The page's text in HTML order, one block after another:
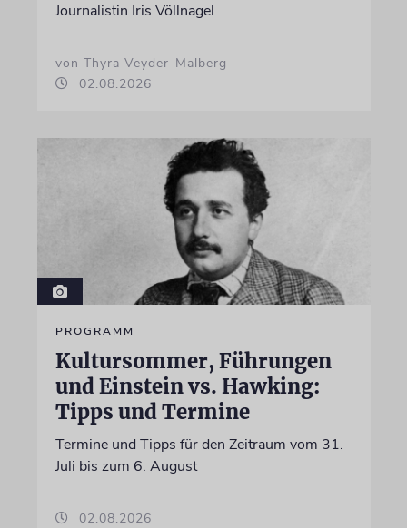
Journalistin Iris Völlnagel
von Thyra Veyder-Malberg
02.08.2026
PROGRAMM
Kultursommer, Führungen
und Einstein vs. Hawking:
Tipps und Termine
Termine und Tipps für den Zeitraum vom 31.
Juli bis zum 6. August
02.08.2026